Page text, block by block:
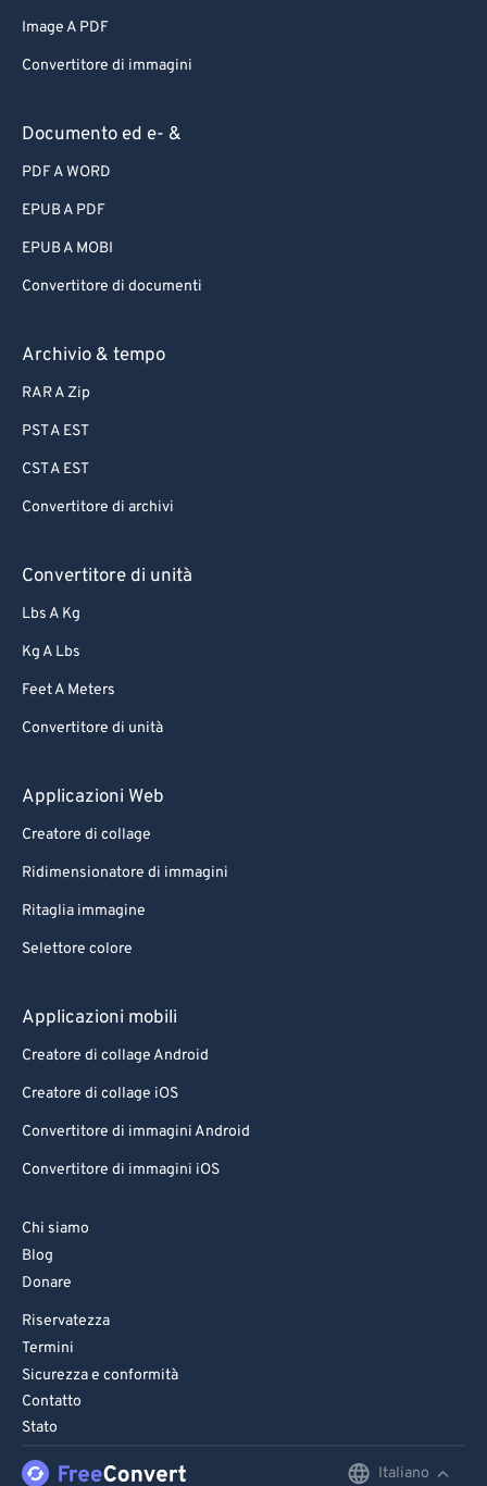
Image A PDF
Convertitore di immagini
Documento ed e- &
PDF A WORD
EPUB A PDF
EPUB A MOBI
Convertitore di documenti
Archivio & tempo
RAR A Zip
PST A EST
CST A EST
Convertitore di archivi
Convertitore di unità
Lbs A Kg
Kg A Lbs
Feet A Meters
Convertitore di unità
Applicazioni Web
Creatore di collage
Ridimensionatore di immagini
Ritaglia immagine
Selettore colore
Applicazioni mobili
Creatore di collage Android
Creatore di collage iOS
Convertitore di immagini Android
Convertitore di immagini iOS
Chi siamo
Blog
Donare
Riservatezza
Termini
Sicurezza e conformità
Contatto
Stato
Italiano